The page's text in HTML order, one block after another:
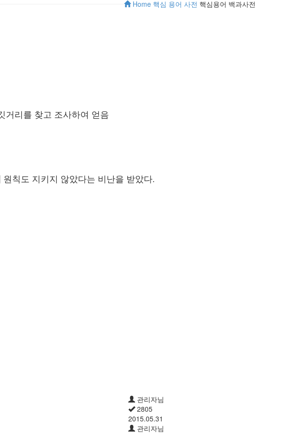
Home 핵심 용어 사전 핵심용어 백과사전
거리를 찾고 조사하여 얻음
원칙도 지키지 않았다는 비난을 받았다.
관리자님
2805
2015.05.31
관리자님